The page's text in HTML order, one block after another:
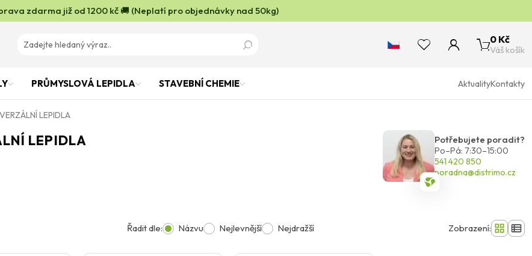
zdarma již od 1200 kč 🚚 (Neplatí pro objednávky nad 50kg)
0 Kč
Váš košík
PRŮMYSLOVÁ LEPIDLA STAVEBNÍ CHEMIE AktualityKontakty
LEPIDLA
LEPIDLA
Potřebujete poradit?
Po–Pá: 7:30–15:00
541 420 850
poradna@distrimo.cz
Řadit dle: Názvu Nejlevnější Nejdražší Zobrazení: